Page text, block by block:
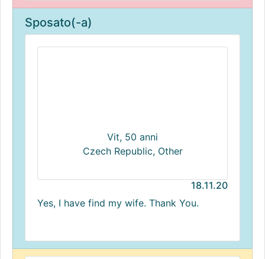
Sposato(-a)
Vit, 50 anni
Czech Republic, Other
18.11.20
Yes, I have find my wife. Thank You.